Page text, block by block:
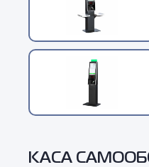
КАСА